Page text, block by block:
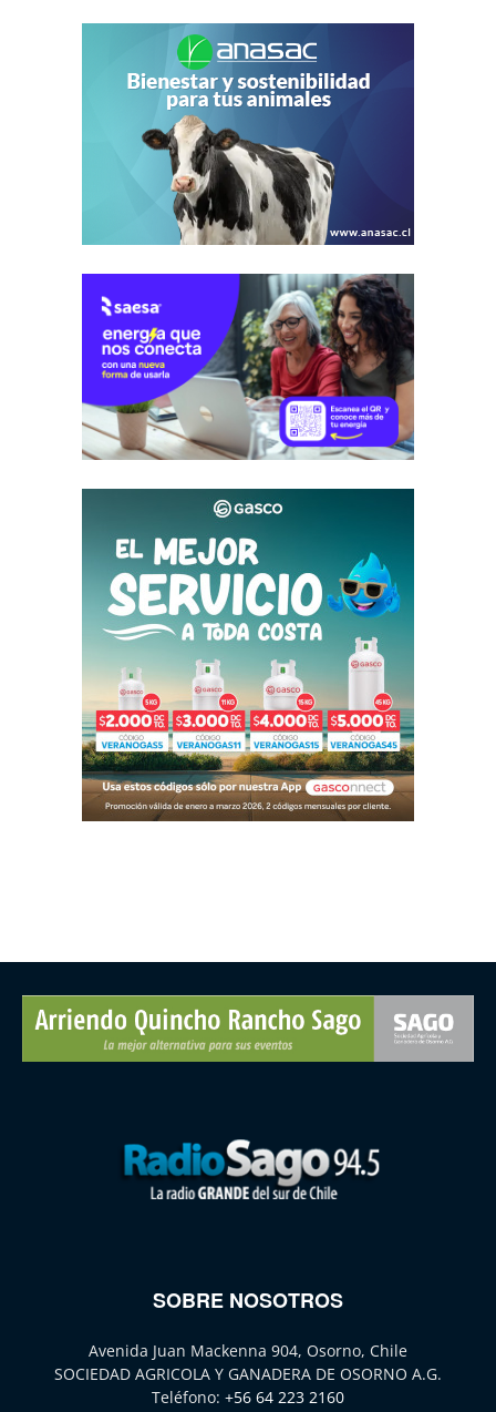
SOBRE NOSOTROS
Avenida Juan Mackenna 904, Osorno, Chile
SOCIEDAD AGRICOLA Y GANADERA DE OSORNO A.G.
Teléfono: +56 64 223 2160